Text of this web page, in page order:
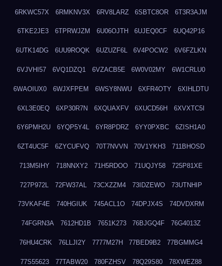
6RKWC57X 6RMKNV3X 6RV8LARZ 6SBTC8OR 6T3R3AJM
6TKE2JE3 6TPRWJZM 6U06OJTH 6UJEQ0CF 6UQ42P16
6UTK14DG 6UU9ROQK 6UZUZF6L 6V4POCW2 6V6FZLKN
6VJVHI57 6VQ1DZQ1 6VZACB5E 6W0V02MY 6W1CRLU0
6WAOIUX0 6WJXFPEM 6WSY8NWU 6XFR4OTY 6XIHLDTU
6XL3E0EQ 6XP30R7N 6XQUAXFV 6XUCD56H 6XVXTC5I
6Y6PMH2U 6YQP5Y4L 6YR8PDRZ 6YY0PXBC 6ZISH1A0
6ZT4UC5F 6ZYCUFVQ 70T7NVVN 70V1YKH3 711BHOSD
713M5IHY 718NNXY2 71H5RDOO 71UQJY58 725P81XE
727P972L 72FW37AL 73CXZZM4 73IDZEWO 73UTNHIP
73VKAF4E 740HGIUK 745ACL1O 74DPJX4S 74DVDXRM
74FGRN3A 7612HD1B 7651K273 76BJGQ4F 76G4013Z
76HU4CRK 76LLJI2Y 7777M27H 77BED9B2 77BGMMG4
77S55623 77TABW20 780FZHSV 78Q29S80 78XWEZ88